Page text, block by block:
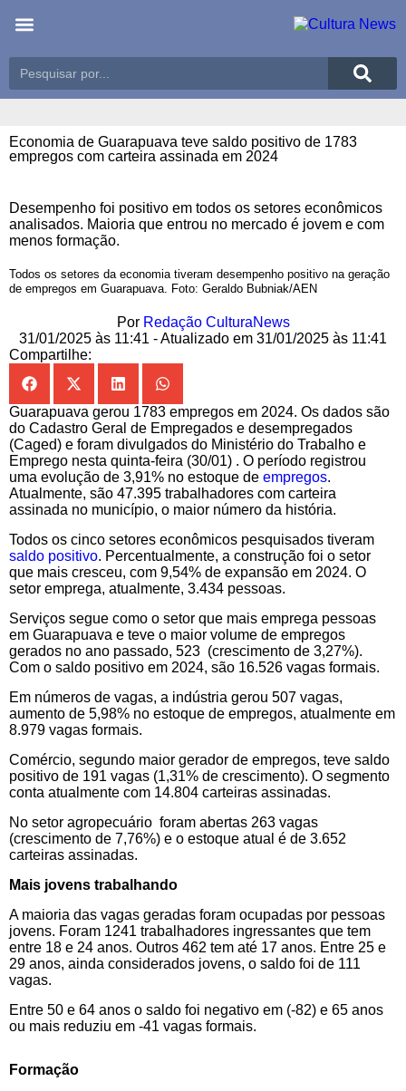
Economia de Guarapuava teve saldo positivo de 1783
empregos com carteira assinada em 2024
Desempenho foi positivo em todos os setores econômicos
analisados. Maioria que entrou no mercado é jovem e com
menos formação.
Todos os setores da economia tiveram desempenho positivo na geração
de empregos em Guarapuava. Foto: Geraldo Bubniak/AEN
Por Redação CulturaNews
31/01/2025 às 11:41 - Atualizado em 31/01/2025 às 11:41
Compartilhe:
Guarapuava gerou 1783 empregos em 2024. Os dados são
do Cadastro Geral de Empregados e desempregados
(Caged) e foram divulgados do Ministério do Trabalho e
Emprego nesta quinta-feira (30/01) . O período registrou
uma evolução de 3,91% no estoque de empregos.
Atualmente, são 47.395 trabalhadores com carteira
assinada no município, o maior número da história.
Todos os cinco setores econômicos pesquisados tiveram
saldo positivo. Percentualmente, a construção foi o setor
que mais cresceu, com 9,54% de expansão em 2024. O
setor emprega, atualmente, 3.434 pessoas.
Serviços segue como o setor que mais emprega pessoas
em Guarapuava e teve o maior volume de empregos
gerados no ano passado, 523 (crescimento de 3,27%).
Com o saldo positivo em 2024, são 16.526 vagas formais.
Em números de vagas, a indústria gerou 507 vagas,
aumento de 5,98% no estoque de empregos, atualmente em
8.979 vagas formais.
Comércio, segundo maior gerador de empregos, teve saldo
positivo de 191 vagas (1,31% de crescimento). O segmento
conta atualmente com 14.804 carteiras assinadas.
No setor agropecuário foram abertas 263 vagas
(crescimento de 7,76%) e o estoque atual é de 3.652
carteiras assinadas.
Mais jovens trabalhando
A maioria das vagas geradas foram ocupadas por pessoas
jovens. Foram 1241 trabalhadores ingressantes que tem
entre 18 e 24 anos. Outros 462 tem até 17 anos. Entre 25 e
29 anos, ainda considerados jovens, o saldo foi de 111
vagas.
Entre 50 e 64 anos o saldo foi negativo em (-82) e 65 anos
ou mais reduziu em -41 vagas formais.
Formação